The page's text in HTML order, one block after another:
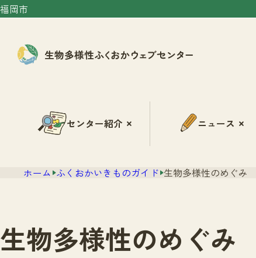
福岡市
センター紹介 ニュース
ホーム ふくおかいきものガイド 生物多様性のめぐみ
生物多様性のめぐみ